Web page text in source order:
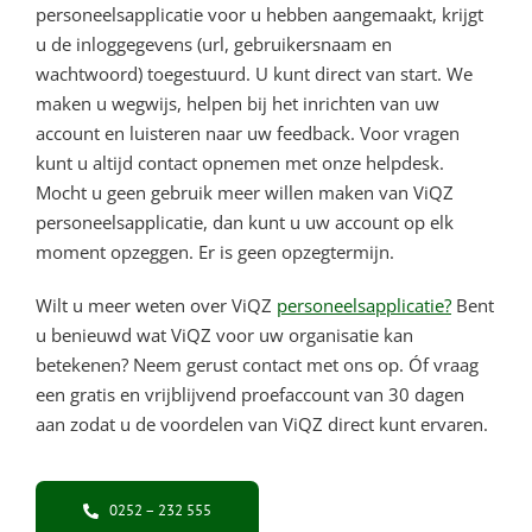
personeelsapplicatie voor u hebben aangemaakt, krijgt
u de inloggegevens (url, gebruikersnaam en
wachtwoord) toegestuurd. U kunt direct van start. We
maken u wegwijs, helpen bij het inrichten van uw
account en luisteren naar uw feedback. Voor vragen
kunt u altijd contact opnemen met onze helpdesk.
Mocht u geen gebruik meer willen maken van ViQZ
personeelsapplicatie, dan kunt u uw account op elk
moment opzeggen. Er is geen opzegtermijn.
Wilt u meer weten over ViQZ personeelsapplicatie?Bent
u benieuwd wat ViQZ voor uw organisatie kan
betekenen? Neem gerust contact met ons op. Óf vraag
een gratis en vrijblijvend proefaccount van 30 dagen
aan zodat u de voordelen van ViQZ direct kunt ervaren.
0252 – 232 555